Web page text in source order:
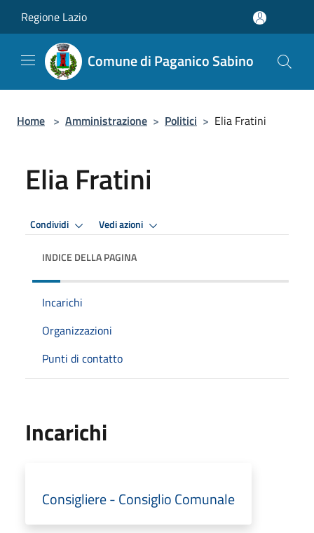
Regione Lazio
Comune di Paganico Sabino
Home > Amministrazione > Politici > Elia Fratini
Elia Fratini
Condividi Vedi azioni
INDICE DELLA PAGINA
Incarichi
Organizzazioni
Punti di contatto
Incarichi
Consigliere - Consiglio Comunale